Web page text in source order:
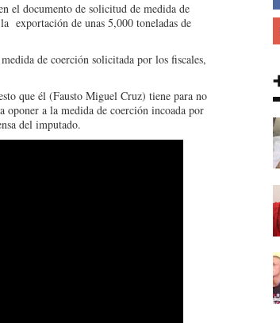
el documento de solicitud de medida de
exportación de unas 5,000 toneladas de
de coerción solicitada por los fiscales,
que él (Fausto Miguel Cruz) tiene para no
a la medida de coerción incoada por
del imputado.